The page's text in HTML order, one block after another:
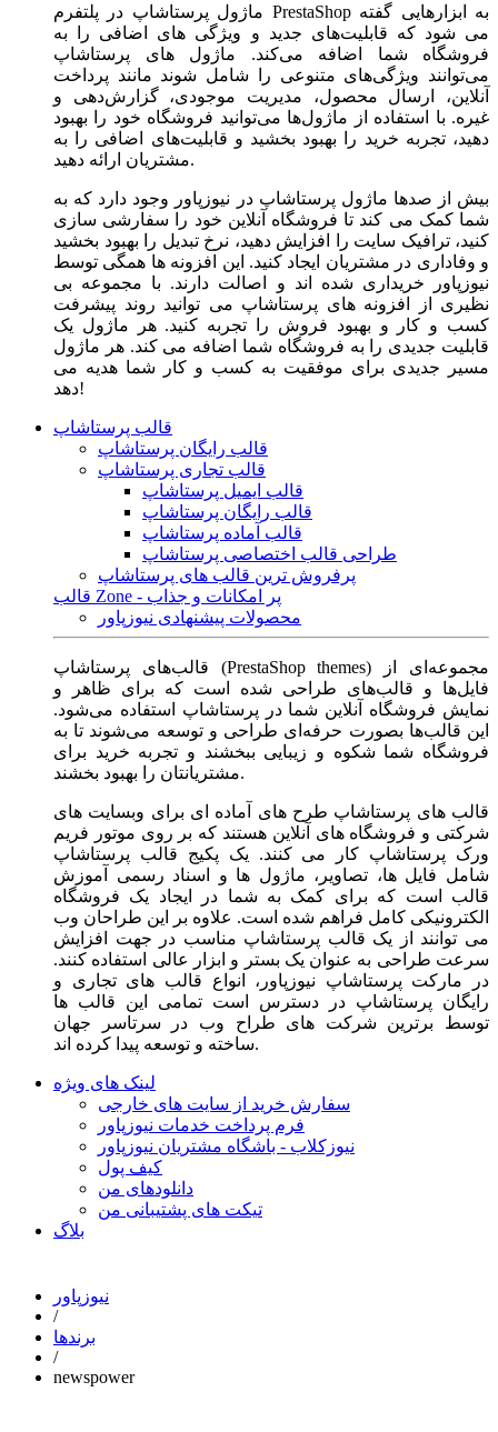
ماژول‌ پرستاشاپ در پلتفرم PrestaShop به ابزارهایی گفته
می شود که قابلیت‌های جدید و ویژگی های اضافی را به
فروشگاه شما اضافه می‌کند. ماژول های پرستاشاپ
می‌توانند ویژگی‌های متنوعی را شامل شوند مانند پرداخت
آنلاین، ارسال محصول، مدیریت موجودی، گزارش‌دهی و
غیره. با استفاده از ماژول‌ها می‌توانید فروشگاه خود را بهبود
دهید، تجربه خرید را بهبود بخشید و قابلیت‌های اضافی را به
مشتریان ارائه دهید.
بیش از صدها ماژول پرستاشاپ در نیوزپاور وجود دارد که به
شما کمک می کند تا فروشگاه آنلاین خود را سفارشی سازی
کنید، ترافیک سایت را افزایش دهید، نرخ تبدیل را بهبود بخشید
و وفاداری در مشتریان ایجاد کنید. این افزونه ها همگی توسط
نیوزپاور خریداری شده اند و اصالت دارند. با مجموعه بی
نظیری از افزونه های پرستاشاپ می توانید روند پیشرفت
کسب و کار و بهبود فروش را تجربه کنید. هر ماژول یک
قابلیت جدیدی را به فروشگاه شما اضافه می کند. هر ماژول
مسیر جدیدی برای موفقیت به کسب و کار شما هدیه می
دهد!
قالب پرستاشاپ
قالب رایگان پرستاشاپ
قالب تجاری پرستاشاپ
قالب ایمیل پرستاشاپ
قالب رایگان پرستاشاپ
قالب آماده پرستاشاپ
طراحی قالب اختصاصی پرستاشاپ
پرفروش ترین قالب های پرستاشاپ
قالب Zone - پر امکانات و جذاب
محصولات پیشنهادی نیوزپاور
قالب‌های پرستاشاپ (PrestaShop themes) مجموعه‌ای از
فایل‌ها و قالب‌های طراحی شده است که برای ظاهر و
نمایش فروشگاه آنلاین شما در پرستاشاپ استفاده می‌شود.
این قالب‌ها بصورت حرفه‌ای طراحی و توسعه می‌شوند تا به
فروشگاه شما شکوه و زیبایی ببخشند و تجربه خرید برای
مشتریانتان را بهبود بخشند.
قالب های پرستاشاپ طرح های آماده ای برای وبسایت های
شرکتی و فروشگاه های آنلاین هستند که بر روی موتور فریم
ورک پرستاشاپ کار می کنند. یک پکیج قالب پرستاشاپ
شامل فایل ها، تصاویر، ماژول ها و اسناد رسمی آموزش
قالب است که برای کمک به شما در ایجاد یک فروشگاه
الکترونیکی کامل فراهم شده است. علاوه بر این طراحان وب
می توانند از یک قالب پرستاشاپ مناسب در جهت افزایش
سرعت طراحی به عنوان یک بستر و ابزار عالی استفاده کنند.
در مارکت پرستاشاپ نیوزپاور، انواع قالب های تجاری و
رایگان پرستاشاپ در دسترس است تمامی این قالب ها
توسط برترین شرکت های طراح وب در سرتاسر جهان
ساخته و توسعه پیدا کرده اند.
لینک های ویژه
سفارش خرید از سایت های خارجی
فرم پرداخت خدمات نیوزپاور
نیوزکلاب - باشگاه مشتریان نیوزپاور
کیف پول
دانلودهای من
تیکت های پشتیبانی من
بلاگ
نیوزپاور
/
برندها
/
newspower